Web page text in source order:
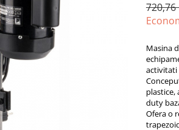
720,76
Masina
activitati
plastice,
duty
Ofera o